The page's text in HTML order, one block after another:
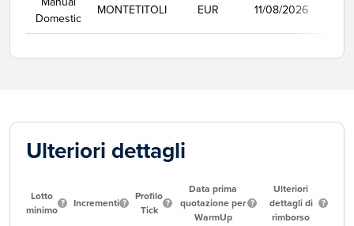
Domestic
MONTETITOLI EUR 11/08/2026
Ulteriori dettagli
Lotto
minimo
Incrementi
Profilo
Tick
Data prima
quotazione per
WarmUp
Ulteriori
dettagli di
rimborso